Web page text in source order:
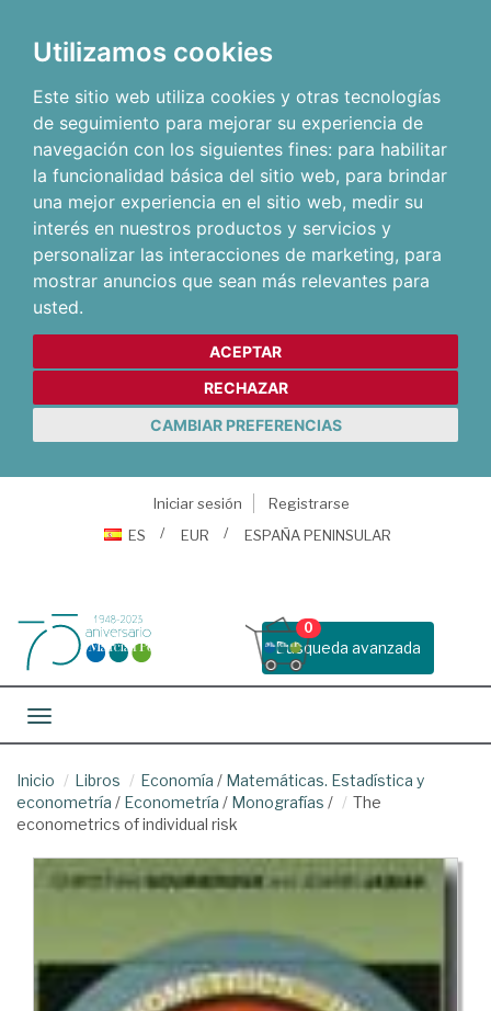
Utilizamos cookies
Este sitio web utiliza cookies y otras tecnologías
de seguimiento para mejorar su experiencia de
navegación con los siguientes fines: para habilitar
la funcionalidad básica del sitio web, para brindar
una mejor experiencia en el sitio web, medir su
interés en nuestros productos y servicios y
personalizar las interacciones de marketing, para
mostrar anuncios que sean más relevantes para
usted.
ACEPTAR
RECHAZAR
CAMBIAR PREFERENCIAS
Iniciar sesión
Registrarse
ES
EUR ESPAÑA PENINSULAR
Busqueda avanzada
0
Toggle navigation
Inicio Libros Economía / Matemáticas. Estadística y
econometría / Econometría / Monografías /
The
econometrics of individual risk